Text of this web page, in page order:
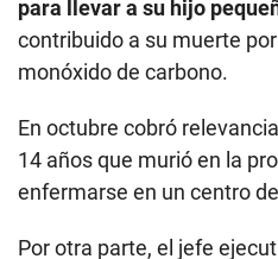
para llevar a su hijo
contribuido a su muerte
monóxido de carbono.
En octubre cobró
14 años que murió en la
enfermarse en un centro
Por otra parte, el jefe